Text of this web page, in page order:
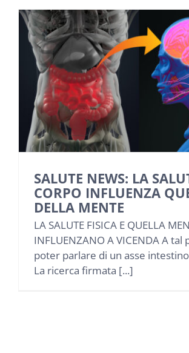
SALUTE NEWS: LA
CORPO INFLUENZA
DELLA MENTE
LA SALUTE FISICA E QUELLA
INFLUENZANO A VICENDA A tal
poter parlare di un asse
La ricerca firmata [...]